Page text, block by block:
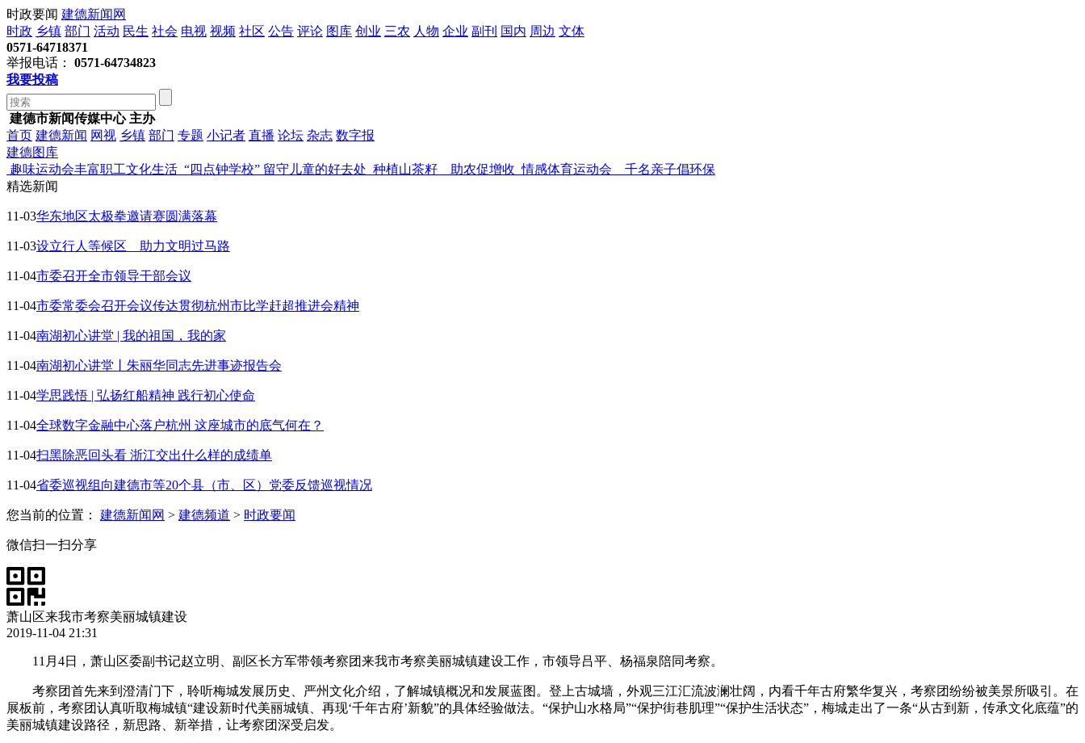
时政要闻 建德新闻网
时政 乡镇 部门 活动 民生 社会 电视 视频 社区 公告 评论 图库 创业 三农 人物 企业 副刊 国内 周边 文体
0571-64718371
举报电话：
0571-64734823
我要投稿
建德市新闻传媒中心 主办
首页 建德新闻 网视 乡镇 部门 专题 小记者 直播 论坛 杂志 数字报
建德图库
趣味运动会丰富职工文化生活 “四点钟学校” 留守儿童的好去处 种植山茶籽 助农促增收 情感体育运动会 千名亲子倡环保
精选新闻
11-03华东地区太极拳邀请赛圆满落幕
11-03设立行人等候区 助力文明过马路
11-04市委召开全市领导干部会议
11-04市委常委会召开会议传达贯彻杭州市比学赶超推进会精神
11-04南湖初心讲堂 | 我的祖国，我的家
11-04南湖初心讲堂丨朱丽华同志先进事迹报告会
11-04学思践悟 | 弘扬红船精神 践行初心使命
11-04全球数字金融中心落户杭州 这座城市的底气何在？
11-04扫黑除恶回头看 浙江交出什么样的成绩单
11-04省委巡视组向建德市等20个县（市、区）党委反馈巡视情况
您当前的位置： 建德新闻网 > 建德频道 > 时政要闻
微信扫一扫分享
萧山区来我市考察美丽城镇建设
2019-11-04 21:31
11月4日，萧山区委副书记赵立明、副区长方军带领考察团来我市考察美丽城镇建设工作，市领导吕平、杨福泉陪同考察。
考察团首先来到澄清门下，聆听梅城发展历史、严州文化介绍，了解城镇概况和发展蓝图。登上古城墙，外观三江汇流波澜壮阔，内看千年古府繁华复兴，考察团纷纷被美景所吸引。在
展板前，考察团认真听取梅城镇“建设新时代美丽城镇、再现‘千年古府’新貌”的具体经验做法。“保护山水格局”“保护街巷肌理”“保护生活状态”，梅城走出了一条“从古到新，传承文化底蕴”的
美丽城镇建设路径，新思路、新举措，让考察团深受启发。